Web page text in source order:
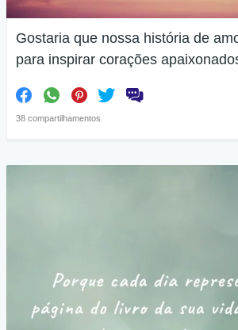
Gostaria que nossa história de
para inspirar corações
38 compartilhamentos